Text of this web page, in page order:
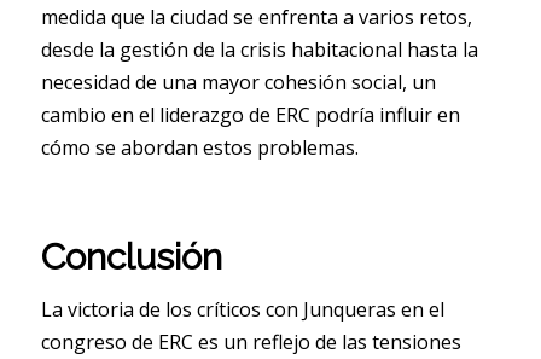
medida que la ciudad se enfrenta a varios retos,
desde la gestión de la crisis habitacional hasta la
necesidad de una mayor cohesión social, un
cambio en el liderazgo de ERC podría influir en
cómo se abordan estos problemas.
Conclusión
La victoria de los críticos con Junqueras en el
congreso de ERC es un reflejo de las tensiones